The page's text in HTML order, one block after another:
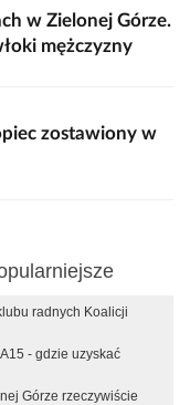
w Zielonej Górze.
mężczyzny
zostawiony w
radnych Koalicji
- gdzie uzyskać
Górze rzeczywiście